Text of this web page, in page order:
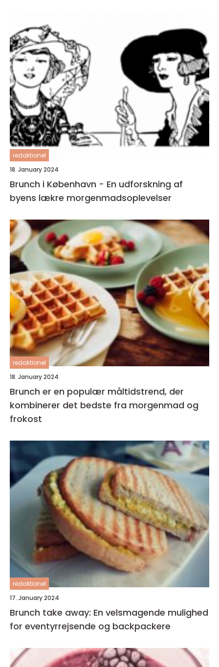
redaktionel
18. January 2024
Brunch i København - En udforskning af
byens lækre morgenmadsoplevelser
redaktionel
18. January 2024
Brunch er en populær måltidstrend, der
kombinerer det bedste fra morgenmad og
frokost
redaktionel
17. January 2024
Brunch take away: En velsmagende mulighed
for eventyrrejsende og backpackere